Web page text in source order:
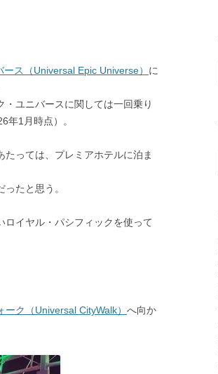
ス（Universal Epic Universe） に
ユニバースに関しては一回乗り
年1月時点）。
っては、プレミアホテルに泊ま
たと思う。
イヤル・パシフィックを使って
ク（Universal CityWalk） へ向か